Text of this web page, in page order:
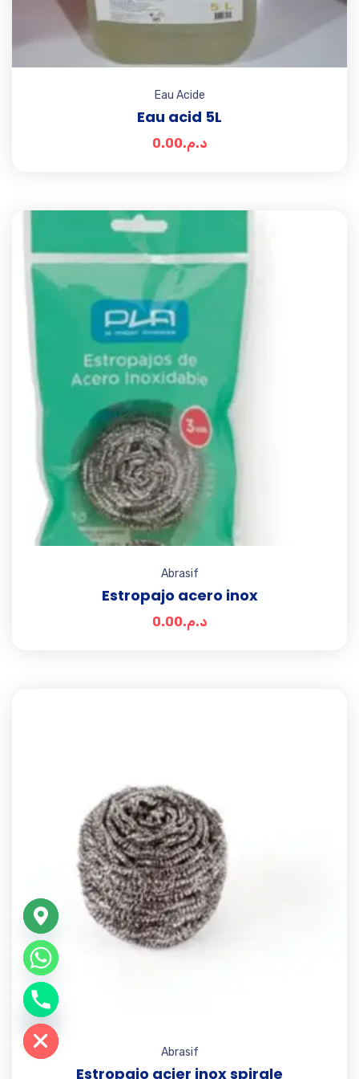
Eau Acide
Eau acid 5L
د.م.0.00
Abrasif
Estropajo acero inox
د.م.0.00
Abrasif
Estropajo acier inox spirale
chaty